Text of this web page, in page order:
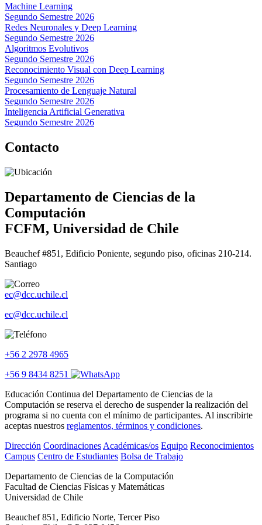
Machine Learning
Segundo Semestre 2026
Redes Neuronales y Deep Learning
Segundo Semestre 2026
Algoritmos Evolutivos
Segundo Semestre 2026
Reconocimiento Visual con Deep Learning
Segundo Semestre 2026
Procesamiento de Lenguaje Natural
Segundo Semestre 2026
Inteligencia Artificial Generativa
Segundo Semestre 2026
Contacto
Departamento de Ciencias de la
Computación
FCFM, Universidad de Chile
Beauchef #851, Edificio Poniente, segundo piso, oficinas 210-214.
Santiago
ec@dcc.uchile.cl
ec@dcc.uchile.cl
+56 2 2978 4965
+56 9 8434 8251
Educación Continua del Departamento de Ciencias de la
Computación se reserva el derecho de suspender la realización del
programa si no cuenta con el mínimo de participantes. Al inscribirte
aceptas nuestros reglamentos, términos y condiciones.
Dirección Coordinaciones Académicas/os Equipo Reconocimientos
Campus Centro de Estudiantes Bolsa de Trabajo
Departamento de Ciencias de la Computación
Facultad de Ciencias Físicas y Matemáticas
Universidad de Chile
Beauchef 851, Edificio Norte, Tercer Piso